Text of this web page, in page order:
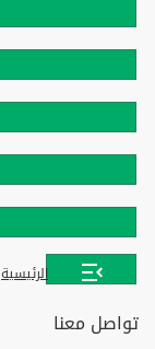
الرئيسية
تواصل معنا